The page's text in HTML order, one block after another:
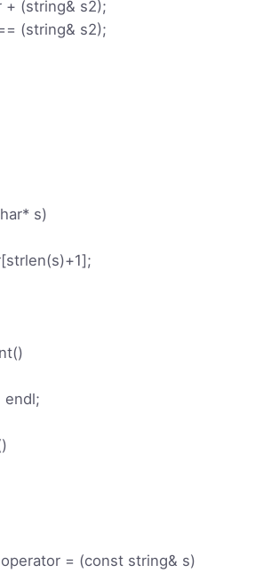
+ (string& s2);
(string& s2);
s)
endl;
= (const string& s)